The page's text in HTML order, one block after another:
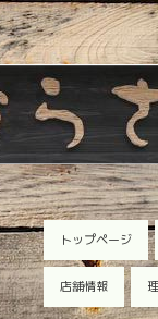
トップページ
店舗情報